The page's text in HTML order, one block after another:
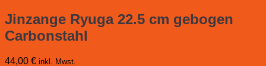
Jinzange Ryuga 22.5 cm gebogen
Carbonstahl
44,00 € inkl. Mwst.